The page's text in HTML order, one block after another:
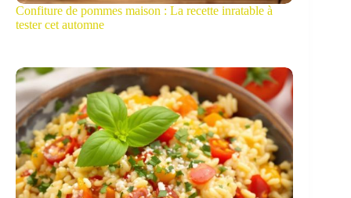
Confiture de pommes maison : La recette inratable à
tester cet automne